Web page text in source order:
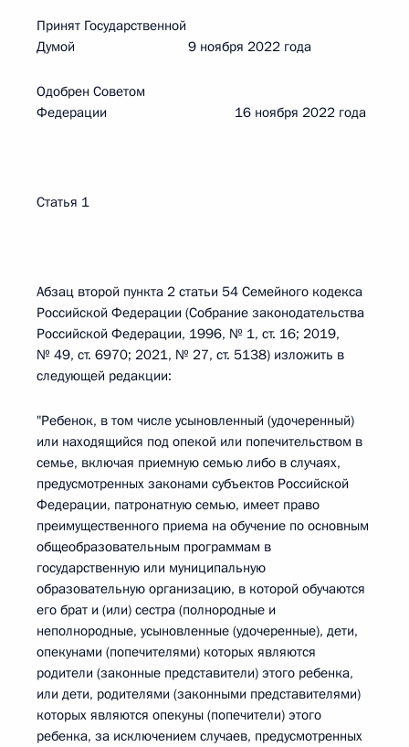
Принят Государственной
Думой 9 ноября 2022 года
Одобрен Советом
Федерации 16 ноября 2022 года
Статья 1
Абзац второй пункта 2 статьи 54 Семейного кодекса
Российской Федерации (Собрание законодательства
Российской Федерации, 1996, № 1, ст. 16; 2019,
№ 49, ст. 6970; 2021, № 27, ст. 5138) изложить в
следующей редакции:
"Ребенок, в том числе усыновленный (удочеренный)
или находящийся под опекой или попечительством в
семье, включая приемную семью либо в случаях,
предусмотренных законами субъектов Российской
Федерации, патронатную семью, имеет право
преимущественного приема на обучение по основным
общеобразовательным программам в
государственную или муниципальную
образовательную организацию, в которой обучаются
его брат и (или) сестра (полнородные и
неполнородные, усыновленные (удочеренные), дети,
опекунами (попечителями) которых являются
родители (законные представители) этого ребенка,
или дети, родителями (законными представителями)
которых являются опекуны (попечители) этого
ребенка, за исключением случаев, предусмотренных